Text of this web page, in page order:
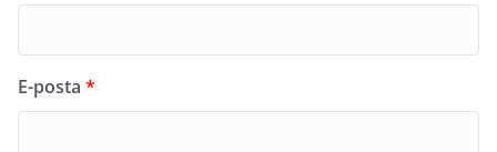
E-posta *